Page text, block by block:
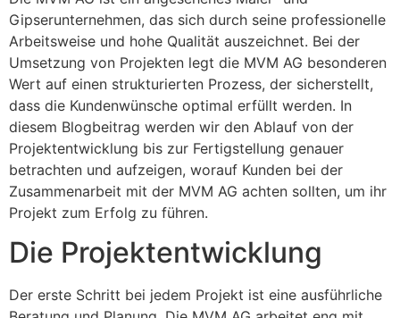
Gipserunternehmen, das sich durch seine professionelle
Arbeitsweise und hohe Qualität auszeichnet. Bei der
Umsetzung von Projekten legt die MVM AG besonderen
Wert auf einen strukturierten Prozess, der sicherstellt,
dass die Kundenwünsche optimal erfüllt werden. In
diesem Blogbeitrag werden wir den Ablauf von der
Projektentwicklung bis zur Fertigstellung genauer
betrachten und aufzeigen, worauf Kunden bei der
Zusammenarbeit mit der MVM AG achten sollten, um ihr
Projekt zum Erfolg zu führen.
Die Projektentwicklung
Der erste Schritt bei jedem Projekt ist eine ausführliche